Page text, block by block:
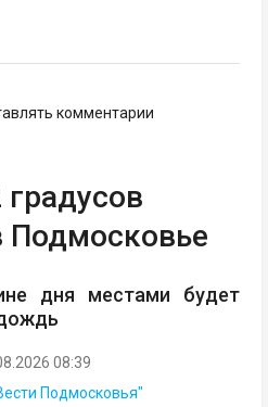
комментарии
Подмосковье
дня местами будет
08:39
Подмосковья"